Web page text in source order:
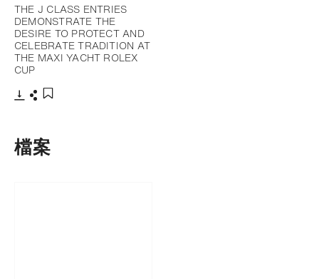
THE J CLASS ENTRIES
DEMONSTRATE THE
DESIRE TO PROTECT AND
CELEBRATE TRADITION AT
THE MAXI YACHT ROLEX
CUP
檔案